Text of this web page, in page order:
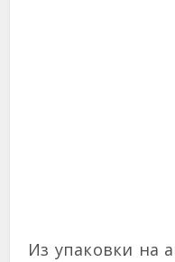
Из упаковки на